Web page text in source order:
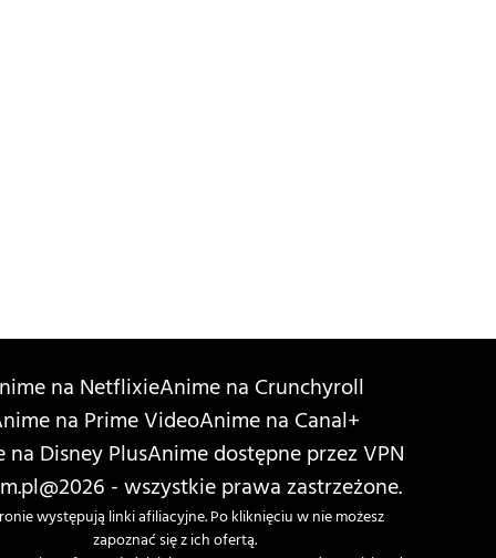
na NetflixieAnime na Crunchyroll
na Prime VideoAnime na Canal+
na Disney PlusAnime dostępne przez VPN
@2026 - wszystkie prawa zastrzeżone.
występują linki afiliacyjne. Po kliknięciu w nie możesz
zapoznać się z ich ofertą.